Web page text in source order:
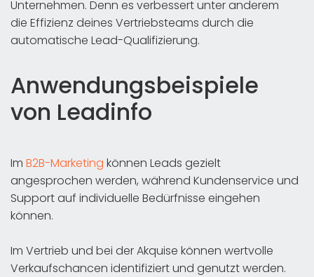
Unternehmen. Denn es verbessert unter anderem
die Effizienz deines Vertriebsteams durch die
automatische Lead-Qualifizierung.
Anwendungsbeispiele
von Leadinfo
Im B2B-Marketing können Leads gezielt
angesprochen werden, während Kundenservice und
Support auf individuelle Bedürfnisse eingehen
können.
Im Vertrieb und bei der Akquise können wertvolle
Verkaufschancen identifiziert und genutzt werden.